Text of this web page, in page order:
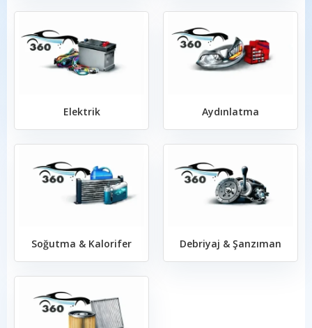
Elektrik Aydınlatma
Soğutma & Kalorifer Debriyaj & Şanzıman